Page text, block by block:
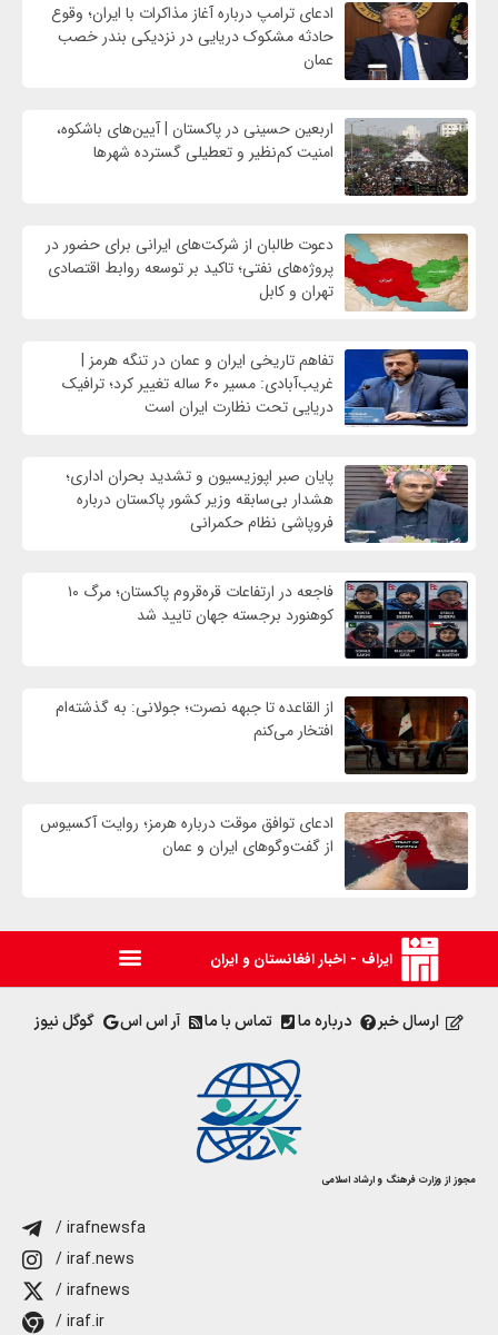
ادعای ترامپ درباره آغاز مذاکرات با ایران؛ وقوع
حادثه مشکوک دریایی در نزدیکی بندر خصب
عمان
اربعین حسینی در پاکستان | آیین‌های باشکوه،
امنیت کم‌نظیر و تعطیلی گسترده شهرها
دعوت طالبان از شرکت‌های ایرانی برای حضور در
پروژه‌های نفتی؛ تاکید بر توسعه روابط اقتصادی
تهران و کابل
تفاهم تاریخی ایران و عمان در تنگه هرمز |
غریب‌آبادی: مسیر ۶۰ ساله تغییر کرد؛ ترافیک
دریایی تحت نظارت ایران است
پایان صبر اپوزیسیون و تشدید بحران اداری؛
هشدار بی‌سابقه وزیر کشور پاکستان درباره
فروپاشی نظام حکمرانی
فاجعه در ارتفاعات قره‌قروم پاکستان؛ مرگ ۱۰
کوهنورد برجسته جهان تایید شد
از القاعده تا جبهه نصرت؛ جولانی: به گذشته‌ام
افتخار می‌کنم
ادعای توافق موقت درباره هرمز؛ روایت آکسیوس
از گفت‌وگوهای ایران و عمان
ایراف - اخبار افغانستان و ایران
ارسال خبر درباره ما تماس با ما آر اس اس گوگل نیوز
مجوز از وزارت فرهنگ و ارشاد اسلامی
/ irafnewsfa
/ iraf.news
/ irafnews
/ iraf.ir